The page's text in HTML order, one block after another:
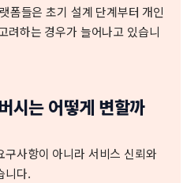
폼들은 초기 설계 단계부터 개인
려하는 경우가 늘어나고 있습니
시는 어떻게 변할까
사항이 아니라 서비스 신뢰와
니다.